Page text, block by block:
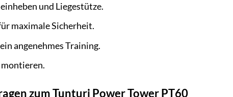
und Liegestütze.
maximale Sicherheit.
angenehmes Training.
montieren.
zum Tunturi Power Tower PT60